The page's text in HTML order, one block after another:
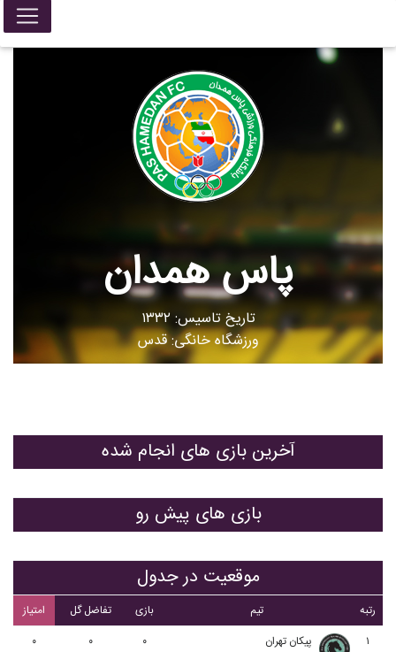
پاس همدان
تاریخ تاسیس: ۱۳۳۲
ورزشگاه خانگی: قدس
آخرین بازی های انجام شده
بازی های پیش رو
موقعیت در جدول
رتبه تیم بازی تفاضل گل
امتیاز
۱
پيکان تهران ۰ ۰ ۰